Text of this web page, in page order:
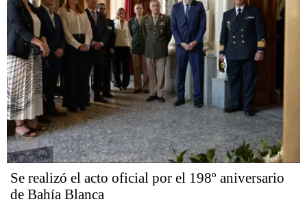
Se realizó el acto oficial por el 198º aniversario
de Bahía Blanca